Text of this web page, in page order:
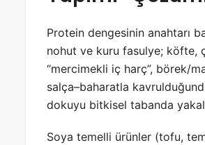
Protein dengesinin anahtarı
nohut ve kuru fasulye; köfte,
“mercimekli iç harç”, börek/
salça–baharatla
dokuyu bitkisel tabanda
Soya temelli ürünler (tofu,